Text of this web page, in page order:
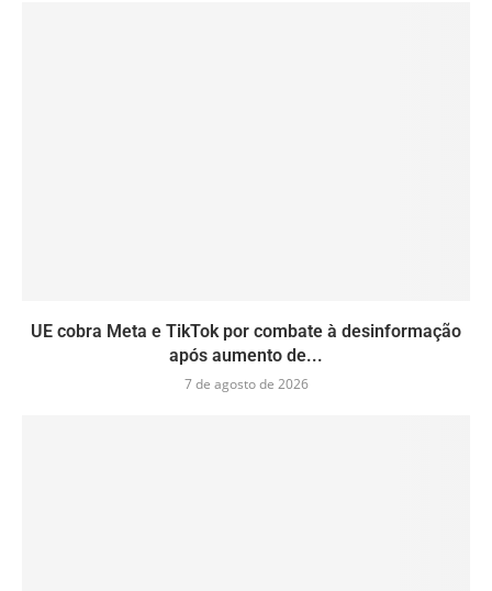
UE cobra Meta e TikTok por combate à desinformação
após aumento de...
7 de agosto de 2026